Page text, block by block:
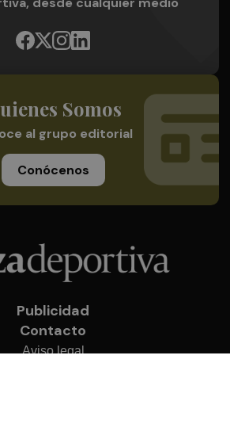
Somos
al grupo editorial
Conócenos
Publicidad
Contacto
Aviso legal